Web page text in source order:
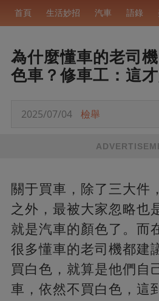
首頁 生活妙招 汽車 語錄
為什麼懂車的老司
色車？修車工：這
2025/07/04 檢舉
關于買車，除了三大件
之外，最被大家忽略也
就是汽車的顏色了。而
很多懂車的老司機都建
買白色，就算是他們自
車，依然不買白色，這